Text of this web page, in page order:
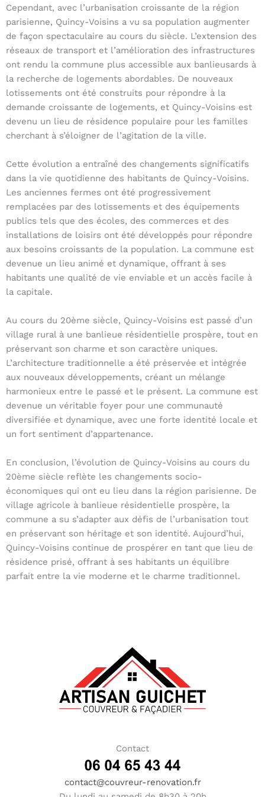
Cependant, avec l’urbanisation croissante de la région
parisienne, Quincy-Voisins a vu sa population augmenter
de façon spectaculaire au cours du siècle. L’extension des
réseaux de transport et l’amélioration des infrastructures
ont rendu la commune plus accessible aux banlieusards à
la recherche de logements abordables. De nouveaux
lotissements ont été construits pour répondre à la
demande croissante de logements, et Quincy-Voisins est
devenu un lieu de résidence populaire pour les familles
cherchant à s’éloigner de l’agitation de la ville.
Cette évolution a entraîné des changements significatifs
dans la vie quotidienne des habitants de Quincy-Voisins.
Les anciennes fermes ont été progressivement
remplacées par des lotissements et des équipements
publics tels que des écoles, des commerces et des
installations de loisirs ont été développés pour répondre
aux besoins croissants de la population. La commune est
devenue un lieu animé et dynamique, offrant à ses
habitants une qualité de vie enviable et un accès facile à
la capitale.
Au cours du 20ème siècle, Quincy-Voisins est passé d’un
village rural à une banlieue résidentielle prospère, tout en
préservant son charme et son caractère uniques.
L’architecture traditionnelle a été préservée et intégrée
aux nouveaux développements, créant un mélange
harmonieux entre le passé et le présent. La commune est
devenue un véritable foyer pour une communauté
diversifiée et dynamique, avec une forte identité locale et
un fort sentiment d’appartenance.
En conclusion, l’évolution de Quincy-Voisins au cours du
20ème siècle reflète les changements socio-
économiques qui ont eu lieu dans la région parisienne. De
village agricole à banlieue résidentielle prospère, la
commune a su s’adapter aux défis de l’urbanisation tout
en préservant son héritage et son identité. Aujourd’hui,
Quincy-Voisins continue de prospérer en tant que lieu de
résidence prisé, offrant à ses habitants un équilibre
parfait entre la vie moderne et le charme traditionnel.
Contact
contact@couvreur-renovation.fr